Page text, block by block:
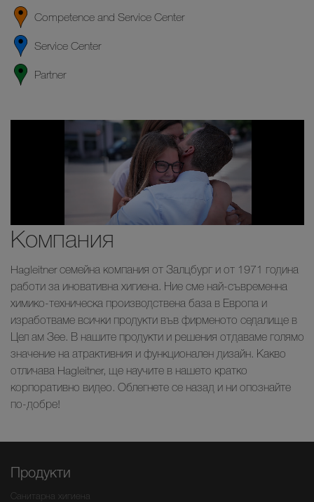
Competence and Service Center
Service Center
Partner
Компания
Hagleitner семейна компания от Залцбург и от 1971 година
работи за иновативна хигиена. Ние сме най-съвременна
химико-техническа производствена база в Европа и
изработваме всички продукти във фирменото седалище в
Цел ам Зее. В нашите продукти и решения отдаваме голямо
значение на атрактивния и функционален дизайн. Какво
отличава Hagleitner, ще научите в нашето кратко
корпоративно видео. Облегнете се назад и ни опознайте
по-добре!
Продукти
Санитарна хигиена